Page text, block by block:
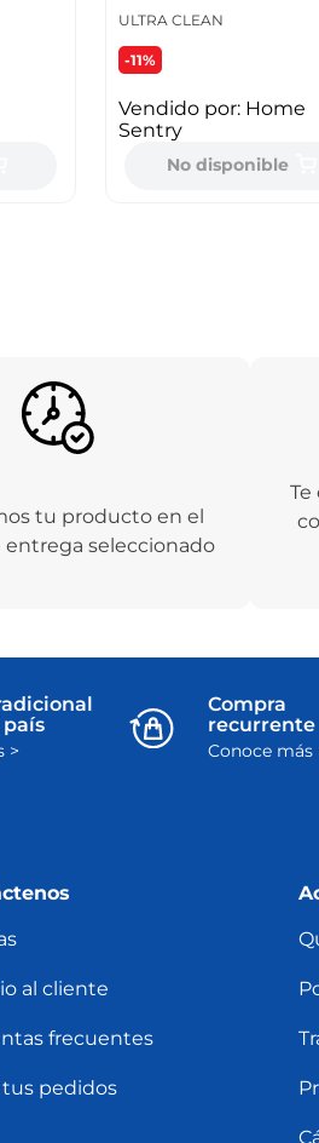
ULTRA CLEAN
-11%
Vendido por: Home
Sentry
No disponible
tu producto en el
seleccionado
>
Compra
recurrente
Conoce más
al cliente
frecuentes
tus pedidos